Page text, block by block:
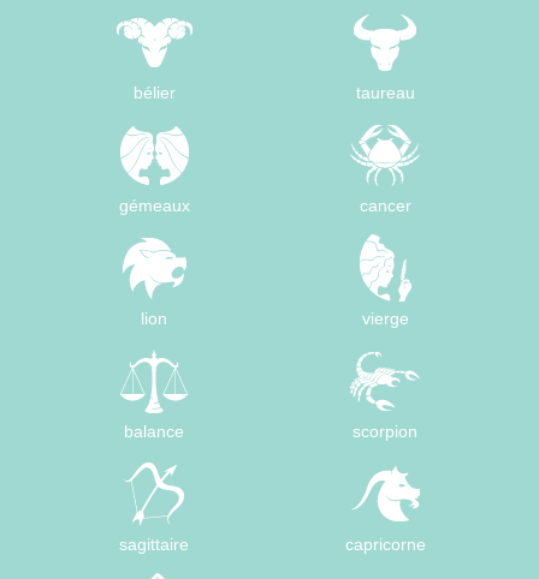
bélier taureau
gémeaux cancer
lion vierge
balance scorpion
sagittaire capricorne